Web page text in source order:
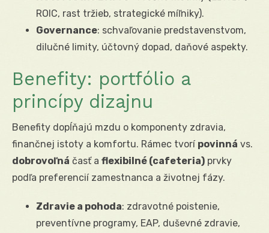
ROIC, rast tržieb, strategické míľniky).
Governance: schvaľovanie predstavenstvom,
dilučné limity, účtovný dopad, daňové aspekty.
Benefity: portfólio a
princípy dizajnu
Benefity dopĺňajú mzdu o komponenty zdravia,
finančnej istoty a komfortu. Rámec tvorí povinná vs.
dobrovoľná časť a flexibilné (cafeteria) prvky
podľa preferencií zamestnanca a životnej fázy.
Zdravie a pohoda: zdravotné poistenie,
preventívne programy, EAP, duševné zdravie,